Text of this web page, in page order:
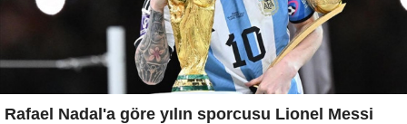
Rafael Nadal'a göre yılın sporcusu Lionel Messi